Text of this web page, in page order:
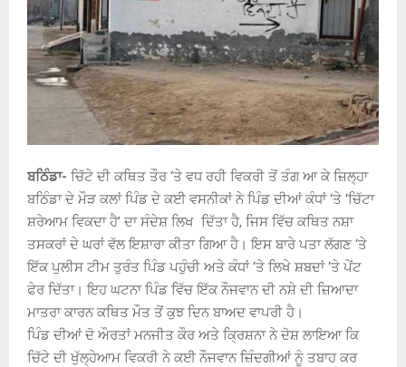
ਬਠਿੰਡਾ- ਚਿੱਟੇ ਦੀ ਕਥਿਤ ਤੌਰ ‘ਤੇ ਵਧ ਰਹੀ ਵਿਕਰੀ ਤੋਂ ਤੰਗ ਆ ਕੇ ਜ਼ਿਲ੍ਹਾ
ਬਠਿੰਡਾ ਦੇ ਮੌੜ ਕਲਾਂ ਪਿੰਡ ਦੇ ਕਈ ਵਸਨੀਕਾਂ ਨੇ ਪਿੰਡ ਦੀਆਂ ਕੰਧਾਂ ‘ਤੇ ‘ਚਿੱਟਾ
ਸ਼ਰੇਆਮ ਵਿਕਦਾ ਹੈ’ ਦਾ ਸੰਦੇਸ਼ ਲਿਖ ਦਿੱਤਾ ਹੈ, ਜਿਸ ਵਿੱਚ ਕਥਿਤ ਨਸ਼ਾ
ਤਸਕਰਾਂ ਦੇ ਘਰਾਂ ਵੱਲ ਇਸ਼ਾਰਾ ਕੀਤਾ ਗਿਆ ਹੈ। ਇਸ ਬਾਰੇ ਪਤਾ ਲੱਗਣ ‘ਤੇ
ਇੱਕ ਪੁਲੀਸ ਟੀਮ ਤੁਰੰਤ ਪਿੰਡ ਪਹੁੰਚੀ ਅਤੇ ਕੰਧਾਂ ‘ਤੇ ਲਿਖੇ ਸ਼ਬਦਾਂ ‘ਤੇ ਪੇਂਟ
ਫੇਰ ਦਿੱਤਾ। ਇਹ ਘਟਨਾ ਪਿੰਡ ਵਿੱਚ ਇੱਕ ਨੌਜਵਾਨ ਦੀ ਨਸ਼ੇ ਦੀ ਜ਼ਿਆਦਾ
ਮਾਤਰਾ ਕਾਰਨ ਕਥਿਤ ਮੌਤ ਤੋਂ ਕੁਝ ਦਿਨ ਬਾਅਦ ਵਾਪਰੀ ਹੈ।
ਪਿੰਡ ਦੀਆਂ ਦੋ ਔਰਤਾਂ ਮਨਜੀਤ ਕੌਰ ਅਤੇ ਕ੍ਰਿਸ਼ਨਾ ਨੇ ਦੋਸ਼ ਲਾਇਆ ਕਿ
ਚਿੱਟੇ ਦੀ ਖੁੱਲ੍ਹੇਆਮ ਵਿਕਰੀ ਨੇ ਕਈ ਨੌਜਵਾਨ ਜ਼ਿੰਦਗੀਆਂ ਨੂੰ ਤਬਾਹ ਕਰ